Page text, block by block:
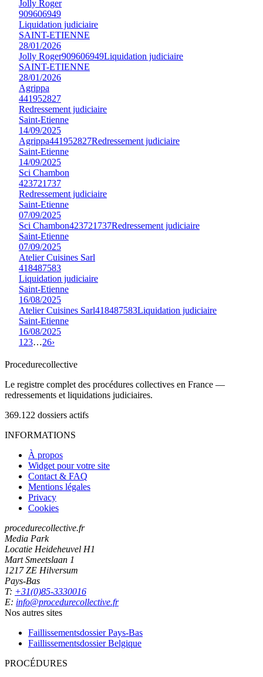
Jolly Roger
909606949
Liquidation judiciaire
SAINT-ETIENNE
28/01/2026
Jolly Roger909606949Liquidation judiciaire
SAINT-ETIENNE
28/01/2026
Agrippa
441952827
Redressement judiciaire
Saint-Etienne
14/09/2025
Agrippa441952827Redressement judiciaire
Saint-Etienne
14/09/2025
Sci Chambon
423721737
Redressement judiciaire
Saint-Etienne
07/09/2025
Sci Chambon423721737Redressement judiciaire
Saint-Etienne
07/09/2025
Atelier Cuisines Sarl
418487583
Liquidation judiciaire
Saint-Etienne
16/08/2025
Atelier Cuisines Sarl418487583Liquidation judiciaire
Saint-Etienne
16/08/2025
1 23…26›
Procedurecollective
Le registre complet des procédures collectives en France —
redressements et liquidations judiciaires.
369.122 dossiers actifs
INFORMATIONS
À propos
Widget pour votre site
Contact & FAQ
Mentions légales
Privacy
Cookies
procedurecollective.fr
Media Park
Locatie Heideheuvel H1
Mart Smeetslaan 1
1217 ZE Hilversum
Pays-Bas
T: +31(0)85-3330016
E: info@procedurecollective.fr
Nos autres sites
Faillissementsdossier Pays-Bas
Faillissementsdossier Belgique
PROCÉDURES